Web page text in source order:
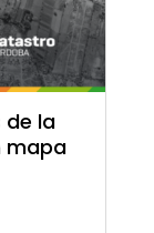
de la
mapa